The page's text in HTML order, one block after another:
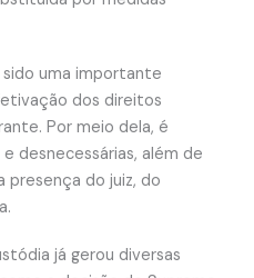
uma importante
dos direitos
Por meio dela, é
desnecessárias, além de
presença do juiz, do
já gerou diversas